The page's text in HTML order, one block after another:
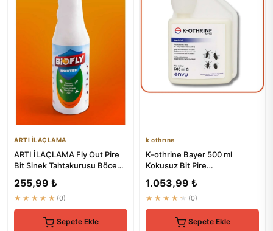
ARTI İLAÇLAMA
ARTI İLAÇLAMA Fly Out Pire
Bit Sinek Tahtakurusu Böcek
255,99 ₺
★★★★★ (0)
Sepete Ekle
k othrıne
K-othrine Bayer 500 ml
Kokusuz Bit Pire
Tahtakurusu İlaç Skt...
1.053,99 ₺
★★★★★ (0)
Sepete Ekle